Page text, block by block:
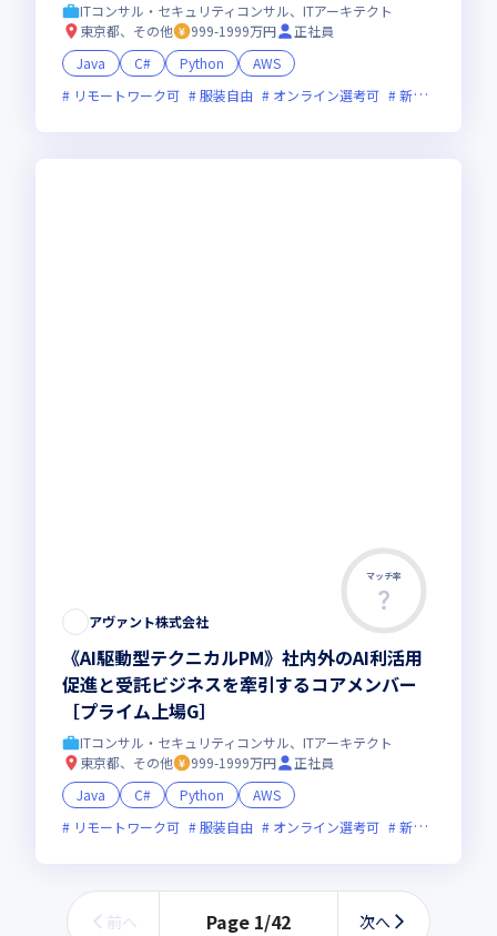
ITコンサル・セキュリティコンサル、ITアーキテクト
東京都、その他
999-1999万円
正社員
Java
C# Python
AWS
リモートワーク可
服装自由 オンライン選考可 新技術に積極的
マッチ率
アヴァント株式会社
《AI駆動型テクニカルPM》社内外のAI利活用
促進と受託ビジネスを牽引するコアメンバー
［プライム上場G］
ITコンサル・セキュリティコンサル、ITアーキテクト
東京都、その他
999-1999万円
正社員
Java
C# Python
AWS
リモートワーク可
服装自由 オンライン選考可 新技術に積極的
前へ Page 1/42 次へ